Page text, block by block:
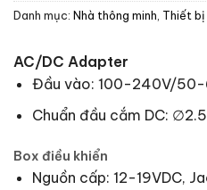
Danh mục: Nhà thông minh Thiết
AC/DC Adapter
Đầu vào: 100-240V/50-
Chuẩn đầu cắm DC:
Box điều khiển
Nguồn cấp: 12-19VDC,